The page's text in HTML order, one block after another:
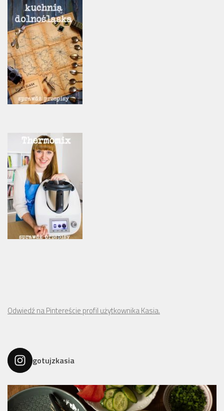
Odwiedź na Pintereście profil użytkownika Kasia.
gotujzkasia